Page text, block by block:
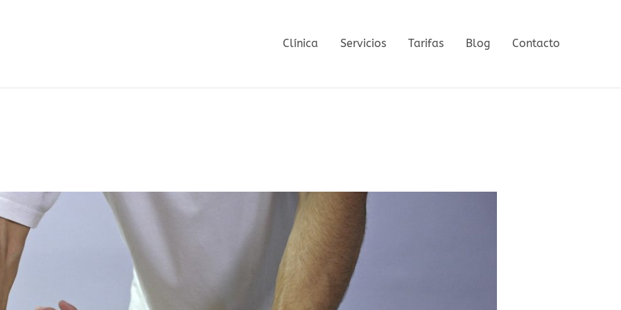
Clínica Servicios Tarifas Blog Contacto